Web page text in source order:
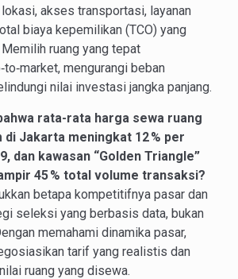
akses transportasi, layanan
biaya kepemilikan (TCO) yang
ruang yang tepat
mengurangi beban
nilai investasi jangka panjang.
rata-rata harga sewa ruang
Jakarta meningkat 12 % per
dan kawasan “Golden Triangle”
45 % total volume transaksi?
betapa kompetitifnya pasar dan
seleksi yang berbasis data, bukan
memahami dinamika pasar,
tarif yang realistis dan
ruang yang disewa.